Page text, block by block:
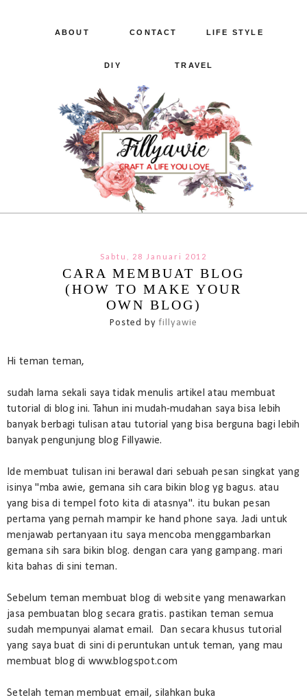
ABOUT CONTACT LIFE STYLE
DIY TRAVEL
Sabtu, 28 Januari 2012
CARA MEMBUAT BLOG
(HOW TO MAKE YOUR
OWN BLOG)
Posted byfillyawie
Hi teman teman,
sudah lama sekali saya tidak menulis artikel atau membuat
tutorial di blog ini. Tahun ini mudah-mudahan saya bisa lebih
banyak berbagi tulisan atau tutorial yang bisa berguna bagi lebih
banyak pengunjung blog Fillyawie.
Ide membuat tulisan ini berawal dari sebuah pesan singkat yang
isinya "mba awie, gemana sih cara bikin blog yg bagus. atau
yang bisa di tempel foto kita di atasnya". itu bukan pesan
pertama yang pernah mampir ke hand phone saya. Jadi untuk
menjawab pertanyaan itu saya mencoba menggambarkan
gemana sih sara bikin blog. dengan cara yang gampang. mari
kita bahas di sini teman.
Sebelum teman membuat blog di website yang menawarkan
jasa pembuatan blog secara gratis. pastikan teman semua
sudah mempunyai alamat email. Dan secara khusus tutorial
yang saya buat di sini di peruntukan untuk teman, yang mau
membuat blog di www.blogspot.com
Setelah teman membuat email, silahkan buka